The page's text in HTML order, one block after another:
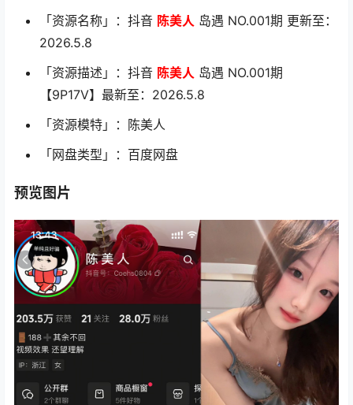
「资源名称」：抖音 陈美人 岛遇 NO.001期 更新至：
2026.5.8
「资源描述」：抖音 陈美人 岛遇 NO.001期
【9P17V】最新至：2026.5.8
「资源模特」：陈美人
「网盘类型」：百度网盘
预览图片